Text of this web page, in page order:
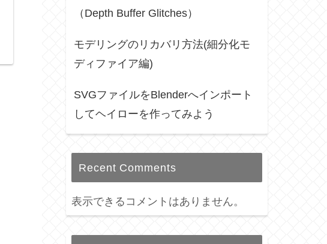
（Depth Buffer Glitches）
モデリングのリカバリ方法(細分化モ
ディファイア編)
SVGファイルをBlenderへインポート
してヘイローを作ってみよう
Recent Comments
表示できるコメントはありません。